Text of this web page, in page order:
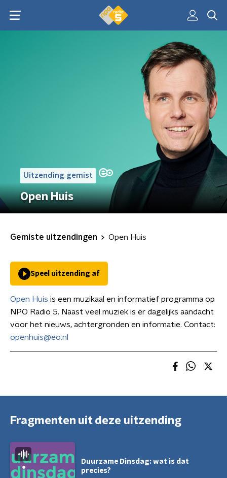
Uitzending gemist
Open Huis
Gemiste uitzendingen Open Huis
Speel uitzending af
Open Huis is een muzikaal en informatief programma op
NPO Radio 5. Naast veel muziek is er dagelijks aandacht
voor het nieuws, achtergronden en informatie. Contact:
openhuis@eo.nl
Fragmenten uit deze uitzending
Duurzame Dinsdag: wat is dat
precies?